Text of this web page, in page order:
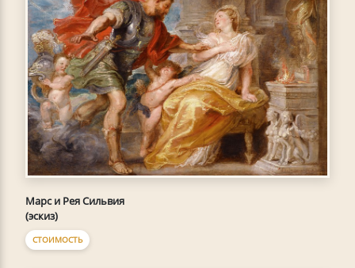
Марс и Рея Сильвия
(эскиз)
СТОИМОСТЬ